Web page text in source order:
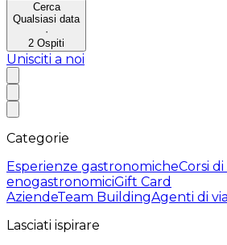
Cerca
Qualsiasi data
·
2 Ospiti
Unisciti a noi
Categorie
Esperienze gastronomicheCorsi
enogastronomiciGift Card
AziendeTeam BuildingAgenti di
Lasciati ispirare